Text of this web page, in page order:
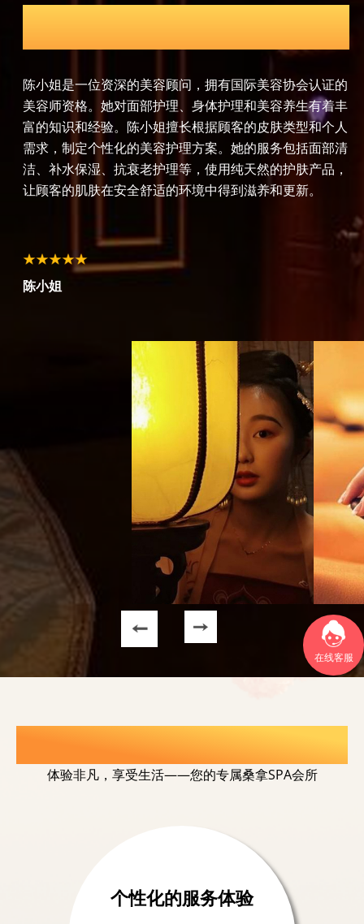
在线客服
疗师
傅在足疗领域有着10年的工作经验，他对人体足部的
和反射区有着深入的研究。他的足疗服务结合了中医
和现代足部护理技术，通过精准的按摩手法和专业的
流程，有效改善顾客的足部血液循环，缓解足部疲
孙师傅的足疗服务不仅能够促进身体健康，还能够提
眠质量，让顾客在忙碌的生活中找到片刻的宁静。
傅
美
陈小姐
美容师
富的知
需求，
洁、补
让顾客
选择我们的理由
体验非凡，享受生活——您的专属桑拿SPA会所
个性化的服务体验